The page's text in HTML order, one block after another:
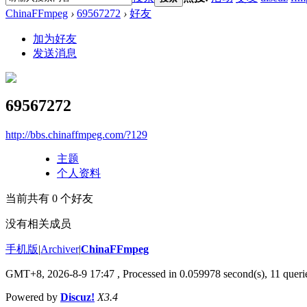
ChinaFFmpeg › 69567272 › 好友
加为好友
发送消息
69567272
http://bbs.chinaffmpeg.com/?129
主题
个人资料
当前共有 0 个好友
没有相关成员
手机版|Archiver|ChinaFFmpeg
GMT+8, 2026-8-9 17:47 , Processed in 0.059978 second(s), 11
Powered by Discuz! X3.4